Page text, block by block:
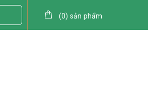
(0) sản phẩm